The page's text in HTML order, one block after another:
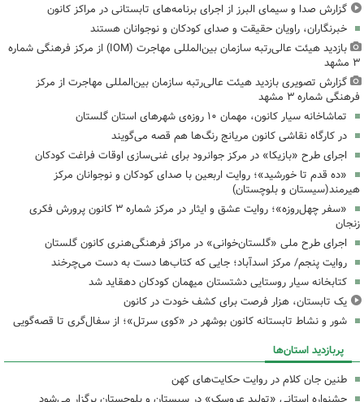
گزارش صدا و سیمای البرز از اجرای برنامه‌های تابستانی در مراکز کانون
خبرنگاران، راویان حقیقت و صدای کودکان و نوجوانان هستند
بازدید هیئت عالی‌رتبه سازمان بین‌المللی مهاجرت (IOM) از مرکز فرهنگی شماره
۳ مشهد
گزارش تصویری بازدید هیئت عالی‌رتبه سازمان بین‌المللی مهاجرت از مرکز
فرهنگی شماره ۳ مشهد
تماشاخانه سیار کانون، مهمان ۱۰ روزه‌ی شهرهای استان گلستان
در کارگاه نقاشی کانون مریانج رنگ‌ها هم قصه می‌گویند
اجرای طرح «بازیکا» در مرکز جوانرود برای غنی‌سازی اوقات فراغت کودکان
«ده قدم تا خورشید»؛ روایت اربعین با صدای کودکان و نوجوانان مرکز
هیرمند(سیستان و بلوچستان)
«سفر چهل‌روزه»؛ روایت عشق و ایثار در مرکز شماره ۳ کانون پرورش فکری
زنجان
اجرای طرح ملی «گلستان‌خوانی» در مراکز فرهنگی‌هنری کانون گلستان
روایت پنجم/ مرکز اسدآباد؛ جایی که کتاب‌ها دست به دست می‌چرخند
کتابخانه سیار روستایی دشتستان میهمان کودکان دهقاید شد
یک تابستان، هزار فرصت برای کشف خودت در کانون
شور و نشاط تابستانه کانون بوشهر در «کوی سرتل»؛ از سفال‌گری تا قصه‌گویی
پربازدید استان‌ها
طنین جان کلام در روایت حکایت‌های کهن